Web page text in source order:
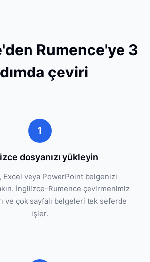
Rumence'ye 3
çeviri
1
dosyanızı yükleyin
Excel veya PowerPoint belgenizi
İngilizce-Rumence çevirmenimiz
ve çok sayfalı belgeleri tek seferde
işler.